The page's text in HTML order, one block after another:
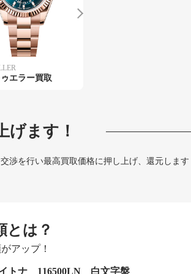
エラー買取
げます！
渉を行い最高買取価格に押し上げ、還元します
とは？
アップ！
トナ 116500LN 白文字盤